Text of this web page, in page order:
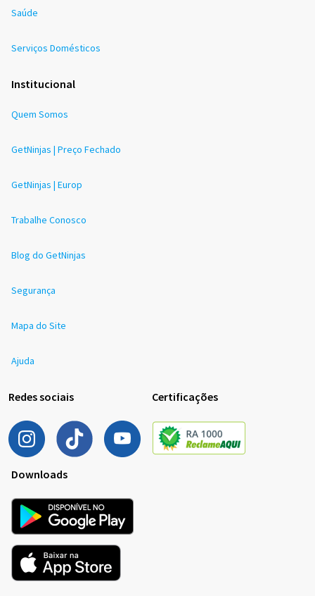
Saúde
Serviços Domésticos
Institucional
Quem Somos
GetNinjas | Preço Fechado
GetNinjas | Europ
Trabalhe Conosco
Blog do GetNinjas
Segurança
Mapa do Site
Ajuda
Redes sociais Certificações
Downloads